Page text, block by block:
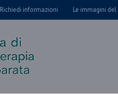
Richiedi informazioni Le immagini